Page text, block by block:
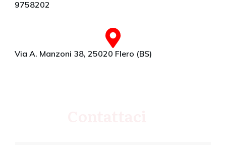
9758202
Via A. Manzoni 38, 25020 Flero (BS)